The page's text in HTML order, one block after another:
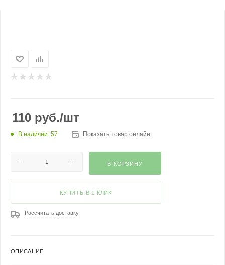
110 руб./шт
В наличии: 57 Показать товар онлайн
В КОРЗИНУ
КУПИТЬ В 1 КЛИК
Рассчитать доставку
ОПИСАНИЕ